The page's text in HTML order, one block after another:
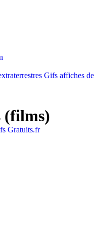
Gifs affiches de
(films)
Gratuits.fr